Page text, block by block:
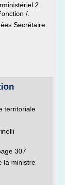
2,
/.
Secrétaire.
territoriale
307
la ministre